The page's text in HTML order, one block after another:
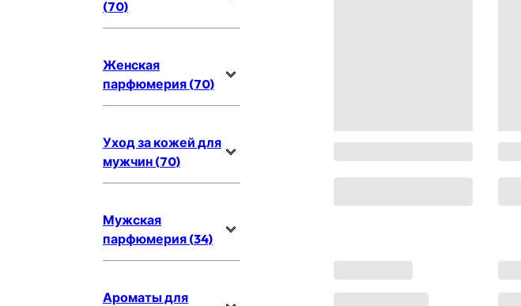
(70)
Женская
парфюмерия (70)
Уход за кожей для
мужчин (70)
Мужская
парфюмерия (34)
Ароматы для